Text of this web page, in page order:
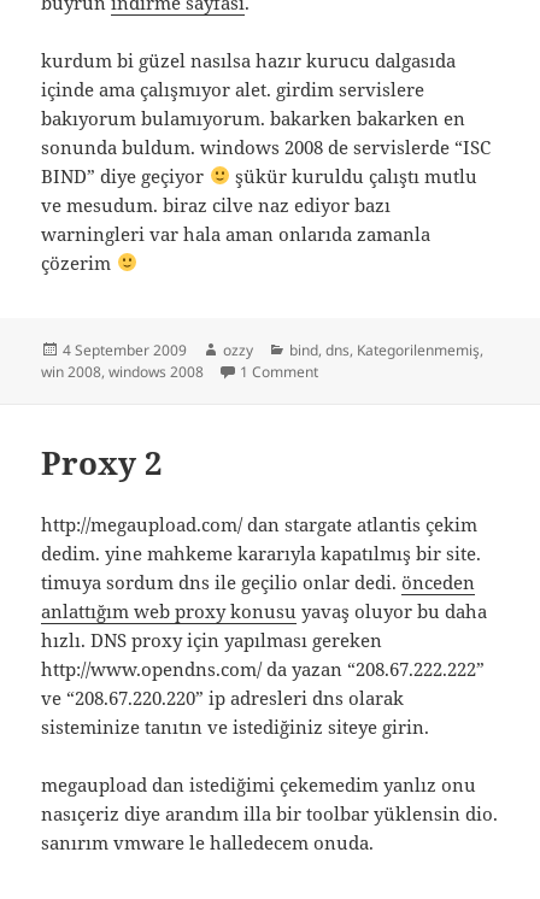
kurdum bi güzel nasılsa hazır kurucu dalgasıda
içinde ama çalışmıyor alet. girdim servislere
bakıyorum bulamıyorum. bakarken bakarken en
sonunda buldum. windows 2008 de servislerde “ISC
BIND” diye geçiyor
şükür kuruldu çalıştı mutlu
ve mesudum. biraz cilve naz ediyor bazı
warningleri var hala aman onlarıda zamanla
çözerim
Posted
on
4 September 2009 Author
ozzy Categories
bind,dns, Kategorilenmemiş,
win 2008,windows 2008 1 Commenton windows 2008 web edition
Proxy 2
http://megaupload.com/ dan stargate atlantis çekim
dedim. yine mahkeme kararıyla kapatılmış bir site.
timuya sordum dns ile geçilio onlar dedi.önceden
anlattığım web proxy konusu yavaş oluyor bu daha
hızlı. DNS proxy için yapılması gereken
http://www.opendns.com/ da yazan “208.67.222.222”
ve “208.67.220.220” ip adresleri dns olarak
sisteminize tanıtın ve istediğiniz siteye girin.
megaupload dan istediğimi çekemedim yanlız onu
nasıçeriz diye arandım illa bir toolbar yüklensin dio.
sanırım vmware le halledecem onuda.